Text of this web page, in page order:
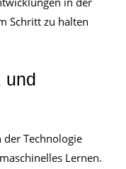
Schritt zu halten
und
der Technologie
Lernen.